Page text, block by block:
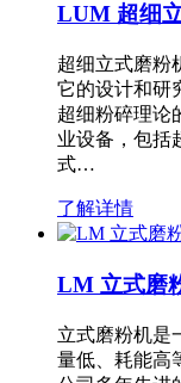
LUM 超细
超细立式磨粉
它的设计和研
超细粉碎理论
业设备，包括
式…
了解详情
LM 立式磨
立式磨粉机是
量低、耗能高